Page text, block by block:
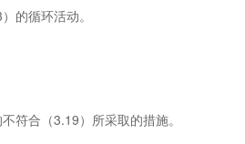
的循环活动。
合（3.19）所采取的措施。